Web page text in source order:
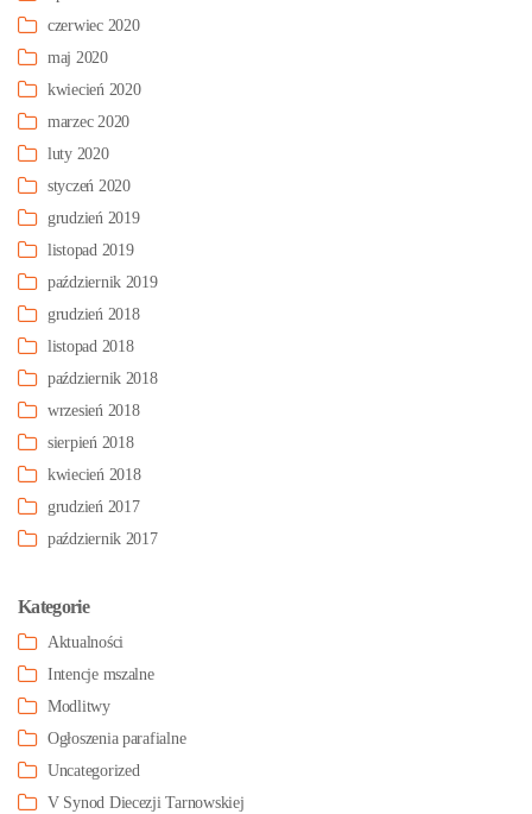
czerwiec 2020
maj 2020
kwiecień 2020
marzec 2020
luty 2020
styczeń 2020
grudzień 2019
listopad 2019
październik 2019
grudzień 2018
listopad 2018
październik 2018
wrzesień 2018
sierpień 2018
kwiecień 2018
grudzień 2017
październik 2017
Kategorie
Aktualności
Intencje mszalne
Modlitwy
Ogłoszenia parafialne
Uncategorized
V Synod Diecezji Tarnowskiej